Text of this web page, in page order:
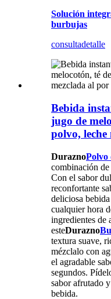
Solución
burbujas
consultadetalle
Bebida
jugo de
polvo,
DuraznoPolvo
combinación de
Con el sabor
reconfortante
deliciosa
cualquier hora
ingredientes de
esteDurazno
textura suave,
mézclalo con
el agradable
segundos.
sabor afrutado
bebida.